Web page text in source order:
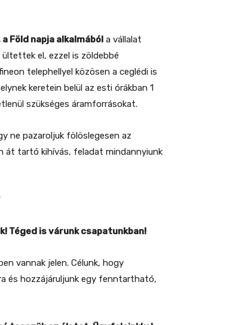
Föld napja alkalmából a vállalat
el, ezzel is zöldebbé
telephellyel közösen a ceglédi is
keretein belül az esti órákban 1
szükséges áramforrásokat.
ne pazaroljuk fölöslegesen az
át tartó kihívás, feladat mindannyiunk
Téged is várunk csapatunkban!
vannak jelen. Célunk, hogy
és hozzájáruljunk egy fenntartható,